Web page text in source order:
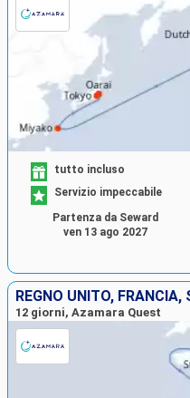
tutto incluso
Servizio impeccabile
Partenza da Seward
ven 13 ago 2027
REGNO UNITO,
12 giorni, Azamara Quest